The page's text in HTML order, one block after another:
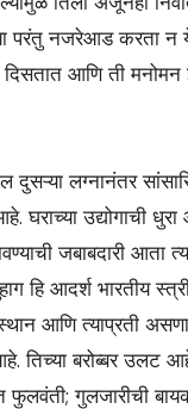
परंतु नजरेआड करता न
दिसतात आणि ती मनोमन
दुसऱ्या लग्नानंतर
घराच्या उद्योगाची
जबाबदारी आता
हि आदर्श भारतीय
आणि त्याप्रती
तिच्या बरोब्बर उलट
फुलवंती; गुलजारीची